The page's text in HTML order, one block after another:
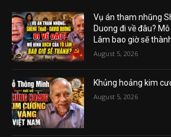
Vụ án tham nhũng
Duong đi về đâu?
Lâm bao giờ sẽ
August 5, 2026
Khủng hoảng kim
August 5, 2026